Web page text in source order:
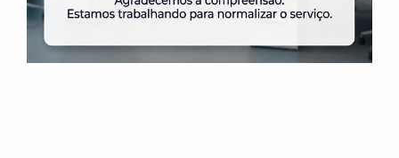
Venha para a Feijoada na ELASE.